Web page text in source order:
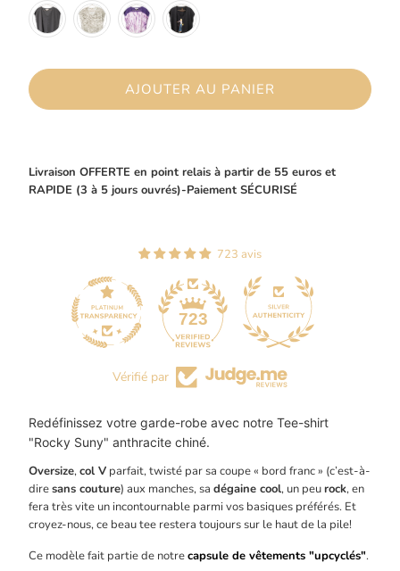
AJOUTER AU PANIER
Livraison OFFERTE en point relais à partir de 55 euros et
RAPIDE (3 à 5 jours ouvrés)-Paiement SÉCURISÉ
723 avis
723 44
Vérifié par
Redéfinissez votre garde-robe avec notre Tee-shirt
"Rocky Suny" anthracite chiné.
Oversize,col V parfait, twisté par sa coupe « bord franc » (c’est-à-
diresans couture) aux manches, sa dégaine cool, un peurock, en
fera très vite un incontournable parmi vos basiques préférés. Et
croyez-nous, ce beau tee restera toujours sur le haut de la pile!
Ce modèle fait partie de notrecapsule de vêtements "upcyclés".